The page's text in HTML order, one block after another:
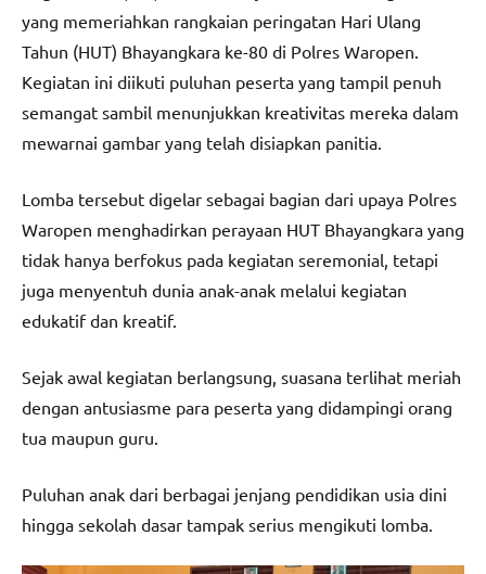
yang memeriahkan rangkaian peringatan Hari Ulang
Tahun (HUT) Bhayangkara ke-80 di Polres Waropen.
Kegiatan ini diikuti puluhan peserta yang tampil penuh
semangat sambil menunjukkan kreativitas mereka dalam
mewarnai gambar yang telah disiapkan panitia.
Lomba tersebut digelar sebagai bagian dari upaya Polres
Waropen menghadirkan perayaan HUT Bhayangkara yang
tidak hanya berfokus pada kegiatan seremonial, tetapi
juga menyentuh dunia anak-anak melalui kegiatan
edukatif dan kreatif.
Sejak awal kegiatan berlangsung, suasana terlihat meriah
dengan antusiasme para peserta yang didampingi orang
tua maupun guru.
Puluhan anak dari berbagai jenjang pendidikan usia dini
hingga sekolah dasar tampak serius mengikuti lomba.